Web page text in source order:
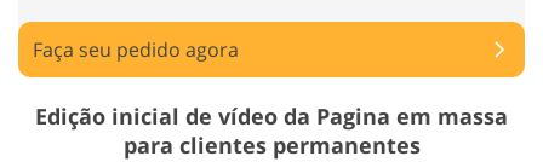
Faça seu pedido agora
Edição inicial de vídeo da Pagina em massa
para clientes permanentes